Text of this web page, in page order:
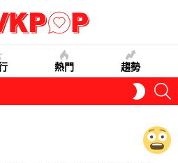
熱門 趨勢
SKIN